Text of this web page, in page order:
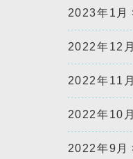
2023年1月
2022年12月
2022年11月
2022年10月
2022年9月